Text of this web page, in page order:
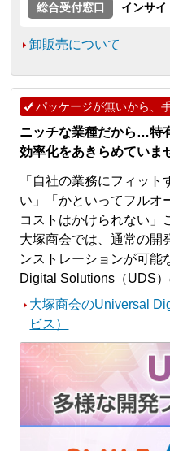
総合受付窓口
インサ
卸販売について
パッケージが無いから、
ニッチな業種だから…
効率化をあきらめていま
「自社の業務にフィッ
い」「かといってフルオ
コストはかけられない」
大塚商会では、通常の開
ンストレーションが可能
Digital Solutions（UDS
大塚商会のUniversal
ビス）